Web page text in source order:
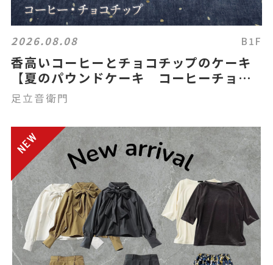
2026.08.08 B1F
香高いコーヒーとチョコチップのケーキ
【夏のパウンドケーキ コーヒーチョコ
チップ】
足立音衛門